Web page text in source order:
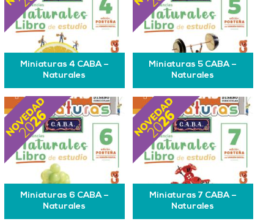
Miniaturas 4 CABA –
Naturales
Miniaturas 5 CABA –
Naturales
Miniaturas 6 CABA –
Naturales
Miniaturas 7 CABA –
Naturales